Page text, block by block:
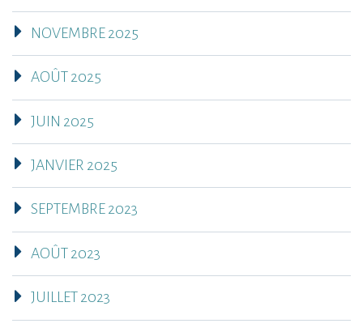
NOVEMBRE 2025
AOÛT 2025
JUIN 2025
JANVIER 2025
SEPTEMBRE 2023
AOÛT 2023
JUILLET 2023